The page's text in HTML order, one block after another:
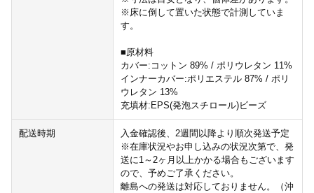
※床に倒して置いた状態で計測していま
す。
■原材料
カバー:コットン 89% / ポリウレタン 11%
インナーカバー:ポリエステル 87% / ポリ
ウレタン 13%
充填材:EPS(発泡スチロール)ビーズ
配送時期
入金確認後、2週間以降より順次発送予定
※在庫状況やお申し込みの状況次第で、発
送に1～2ヶ月以上かかる場合もございます
ので、予めご了承ください。
離島への発送は対応しておりません。（沖